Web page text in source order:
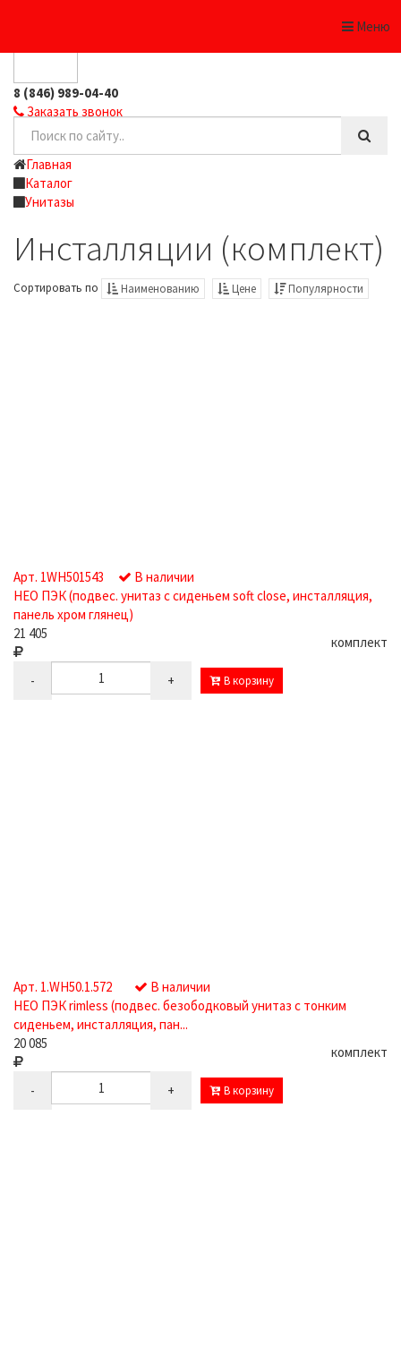
Меню
8 (846) 989-04-40
Заказать звонок
Главная
Каталог
Унитазы
Инсталляции (комплект)
Сортировать по Наименованию Цене Популярности
Арт. 1WH501543
В наличии
НЕО ПЭК (подвес. унитаз с сиденьем soft close, инсталляция,
панель хром глянец)
21 405
комплект
- + В корзину
Арт. 1.WH50.1.572
В наличии
НЕО ПЭК rimless (подвес. безободковый унитаз с тонким
сиденьем, инсталляция, пан...
20 085
комплект
- + В корзину